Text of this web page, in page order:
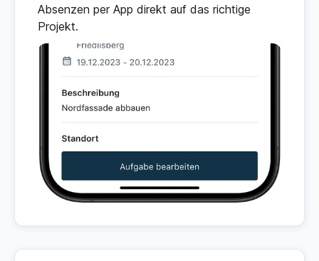
Absenzen per App direkt auf das richtige
Projekt.